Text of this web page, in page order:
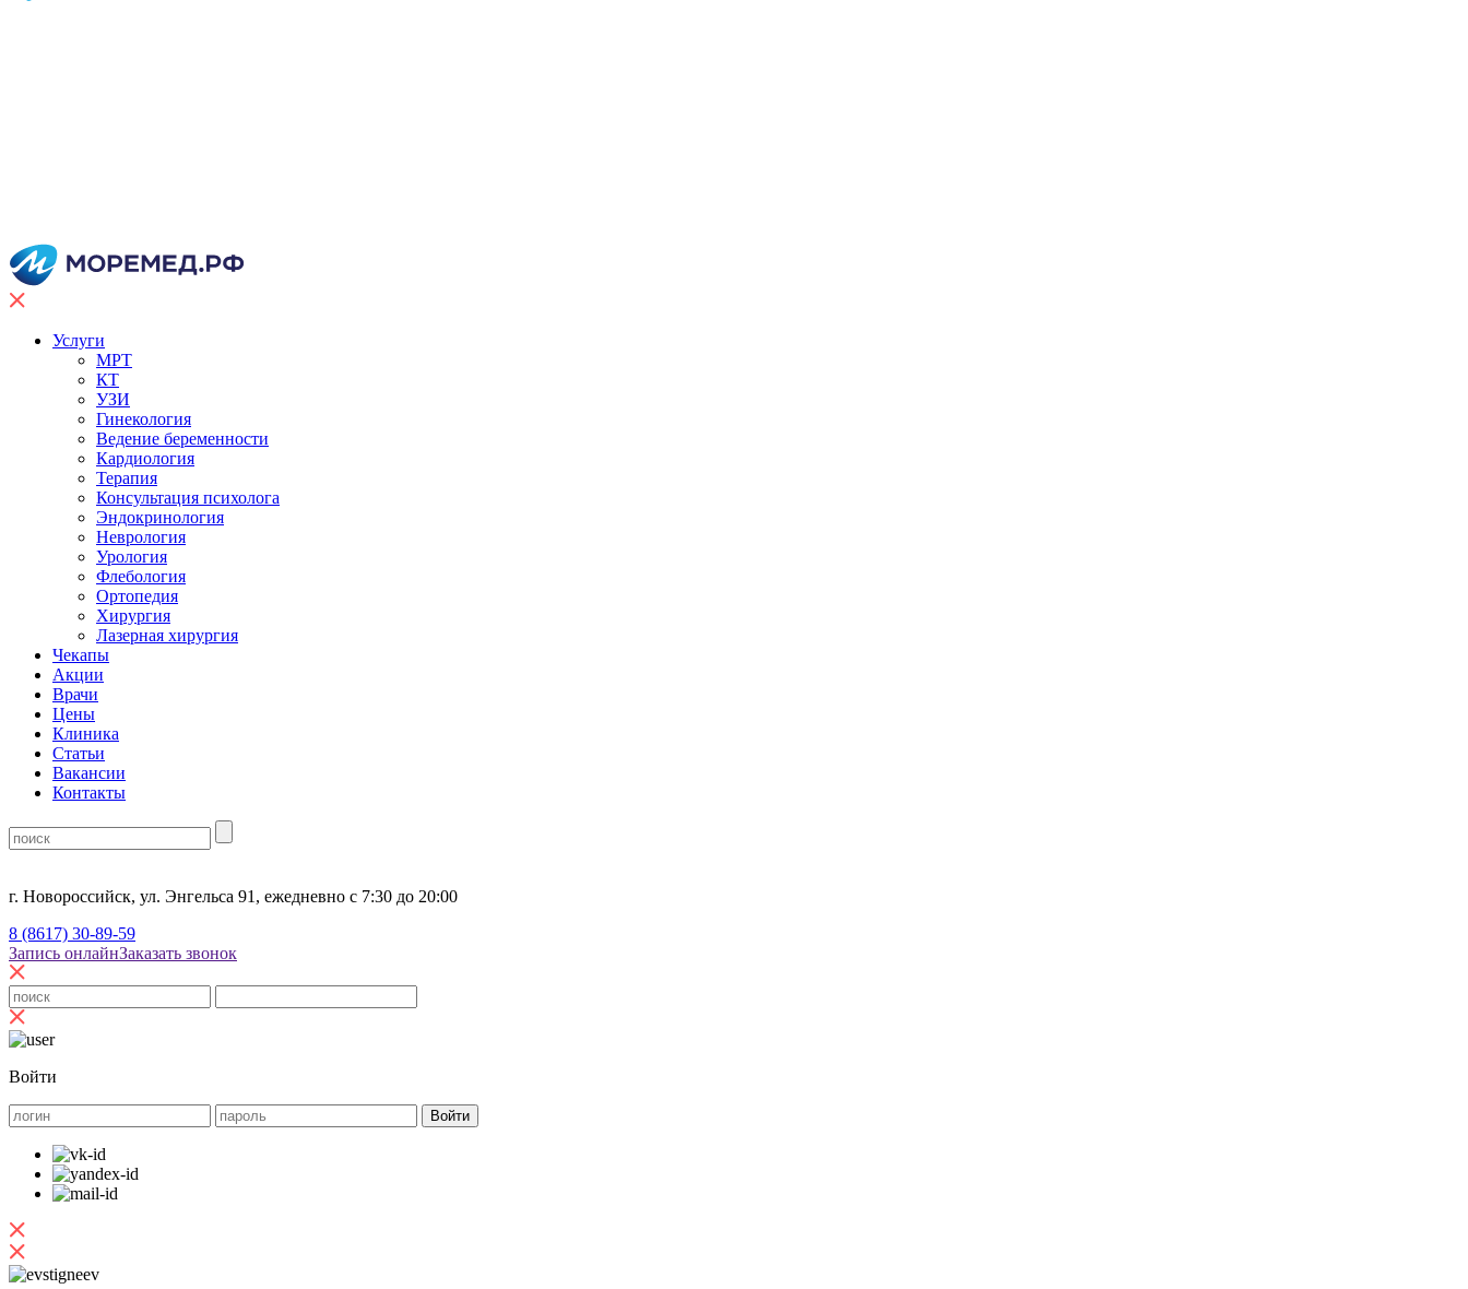
Услуги
МРТ
КТ
УЗИ
Гинекология
Ведение беременности
Кардиология
Терапия
Консультация психолога
Эндокринология
Неврология
Урология
Флебология
Ортопедия
Хирургия
Лазерная хирургия
Чекапы
Акции
Врачи
Цены
Клиника
Статьи
Вакансии
Контакты
г. Новороссийск, ул. Энгельса 91, ежедневно с 7:30 до 20:00
8 (8617) 30-89-59
Запись онлайнЗаказать звонок
Войти